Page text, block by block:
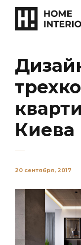
Киева
20 сентября, 2017